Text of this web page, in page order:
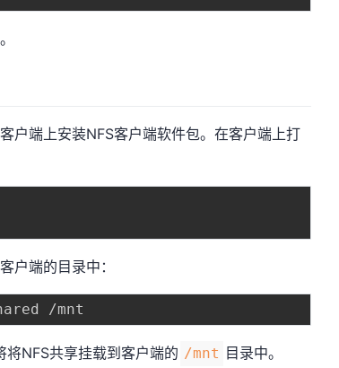
户端上安装NFS客户端软件包。在客户端上打
户端的目录中：
将NFS共享挂载到客户端的 /mnt 目录中。